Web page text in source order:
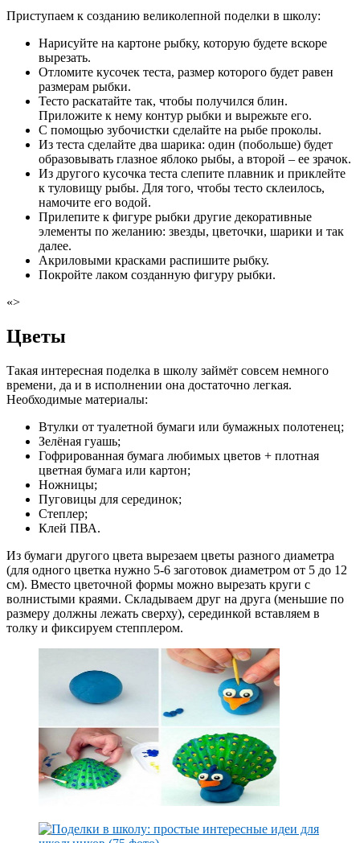
Приступаем к созданию великолепной поделки в школу:
Нарисуйте на картоне рыбку, которую будете вскоре
вырезать.
Отломите кусочек теста, размер которого будет равен
размерам рыбки.
Тесто раскатайте так, чтобы получился блин.
Приложите к нему контур рыбки и вырежьте его.
С помощью зубочистки сделайте на рыбе проколы.
Из теста сделайте два шарика: один (побольше) будет
образовывать глазное яблоко рыбы, а второй – ее зрачок.
Из другого кусочка теста слепите плавник и приклейте
к туловищу рыбы. Для того, чтобы тесто склеилось,
намочите его водой.
Прилепите к фигуре рыбки другие декоративные
элементы по желанию: звезды, цветочки, шарики и так
далее.
Акриловыми красками распишите рыбку.
Покройте лаком созданную фигуру рыбки.
«>
Цветы
Такая интересная поделка в школу займёт совсем немного
времени, да и в исполнении она достаточно легкая.
Необходимые материалы:
Втулки от туалетной бумаги или бумажных полотенец;
Зелёная гуашь;
Гофрированная бумага любимых цветов + плотная
цветная бумага или картон;
Ножницы;
Пуговицы для серединок;
Степлер;
Клей ПВА.
Из бумаги другого цвета вырезаем цветы разного диаметра
(для одного цветка нужно 5-6 заготовок диаметром от 5 до 12
см). Вместо цветочной формы можно вырезать круги с
волнистыми краями. Складываем друг на друга (меньшие по
размеру должны лежать сверху), серединкой вставляем в
толку и фиксируем степплером.